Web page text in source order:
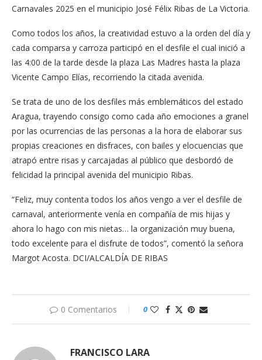
Carnavales 2025 en el municipio José Félix Ribas de La Victoria.
Como todos los años, la creatividad estuvo a la orden del día y
cada comparsa y carroza participó en el desfile el cual inició a
las 4:00 de la tarde desde la plaza Las Madres hasta la plaza
Vicente Campo Elías, recorriendo la citada avenida.
Se trata de uno de los desfiles más emblemáticos del estado
Aragua, trayendo consigo como cada año emociones a granel
por las ocurrencias de las personas a la hora de elaborar sus
propias creaciones en disfraces, con bailes y elocuencias que
atrapó entre risas y carcajadas al público que desbordó de
felicidad la principal avenida del municipio Ribas.
“Feliz, muy contenta todos los años vengo a ver el desfile de
carnaval, anteriormente venía en compañía de mis hijas y
ahora lo hago con mis nietas… la organización muy buena,
todo excelente para el disfrute de todos”, comentó la señora
Margot Acosta. DCI/ALCALDÍA DE RIBAS
0 Comentarios 0
FRANCISCO LARA